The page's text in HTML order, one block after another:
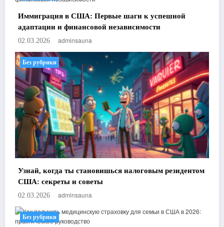
Иммиграция в США: Первые шаги к успешной
адаптации и финансовой независимости
02.03.2026 adminsauna
Без рубрики
Узнай, когда ты становишься налоговым резидентом
США: секреты и советы
02.03.2026 adminsauna
Без рубрики